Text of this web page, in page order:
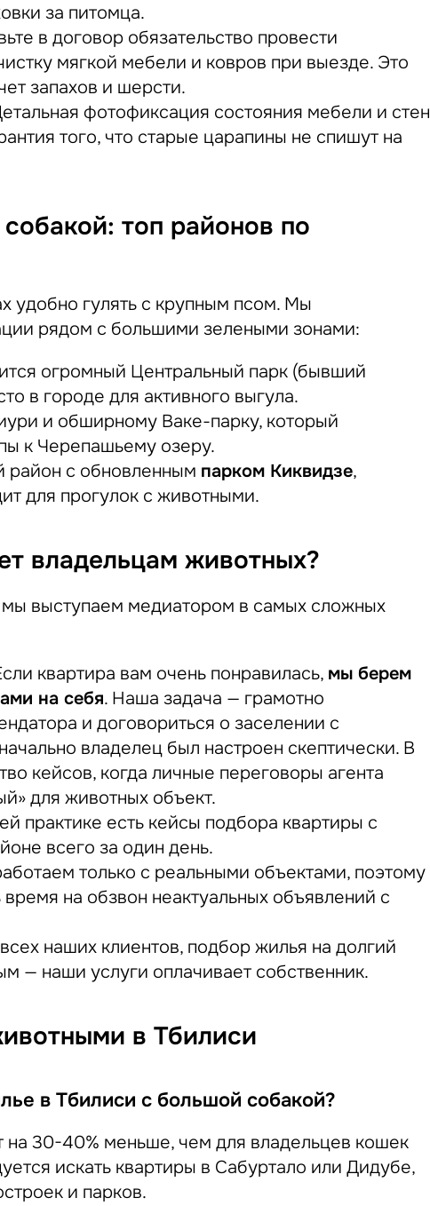
за питомца.
в договор обязательство провести
мягкой мебели и ковров при выезде. Это
запахов и шерсти.
фотофиксация состояния мебели и стен
того, что старые царапины не спишут на
топ районов по
удобно гулять с крупным псом. Мы
рядом с большими зелеными зонами:
огромный Центральный парк (бывший
в городе для активного выгула.
и обширному Ваке-парку, который
к Черепашьему озеру.
район с обновленным парком Киквидзе,
для прогулок с животными.
владельцам животных?
выступаем медиатором в самых сложных
квартира вам очень понравилась, мы берем
на себя. Наша задача — грамотно
и договориться о заселении с
владелец был настроен скептически. В
кейсов, когда личные переговоры агента
для животных объект.
практике есть кейсы подбора квартиры с
всего за один день.
только с реальными объектами, поэтому
время на обзвон неактуальных объявлений с
наших клиентов, подбор жилья на долгий
— наши услуги оплачивает собственник.
в Тбилиси
в Тбилиси с большой собакой?
на 30-40% меньше, чем для владельцев кошек
искать квартиры в Сабуртало или Дидубе,
и парков.